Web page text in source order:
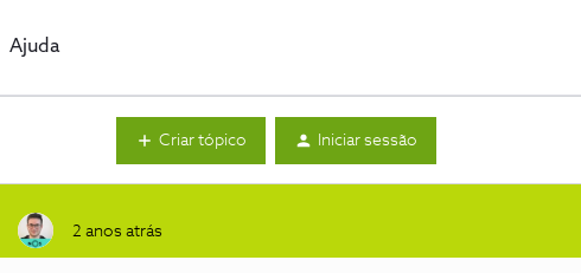
Ajuda
Criar tópico Iniciar sessão
2 anos atrás